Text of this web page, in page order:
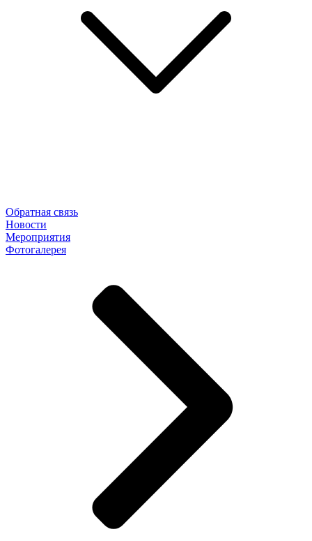
Обратная связь
Новости
Мероприятия
Фотогалерея